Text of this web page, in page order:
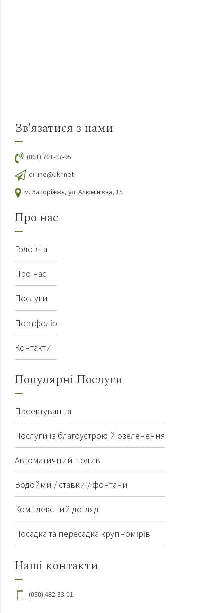
Зв'язатися з нами
(061) 701-67-95
di-line@ukr.net
м. Запоріжжя, ул. Алюмінієва, 15
Про нас
Головна
Про нас
Послуги
Портфоліо
Контакти
Популярні Послуги
Проектування
Послуги із благоустрою й озеленення
Автоматичний полив
Водойми / ставки / фонтани
Комплексний догляд
Посадка та пересадка крупномірів
Наші контакти
(050) 482-33-01